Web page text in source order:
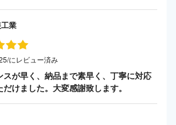
業
にレビュー済み
スが早く、納品まで素早く、丁寧に対応
だけました。大変感謝致します。